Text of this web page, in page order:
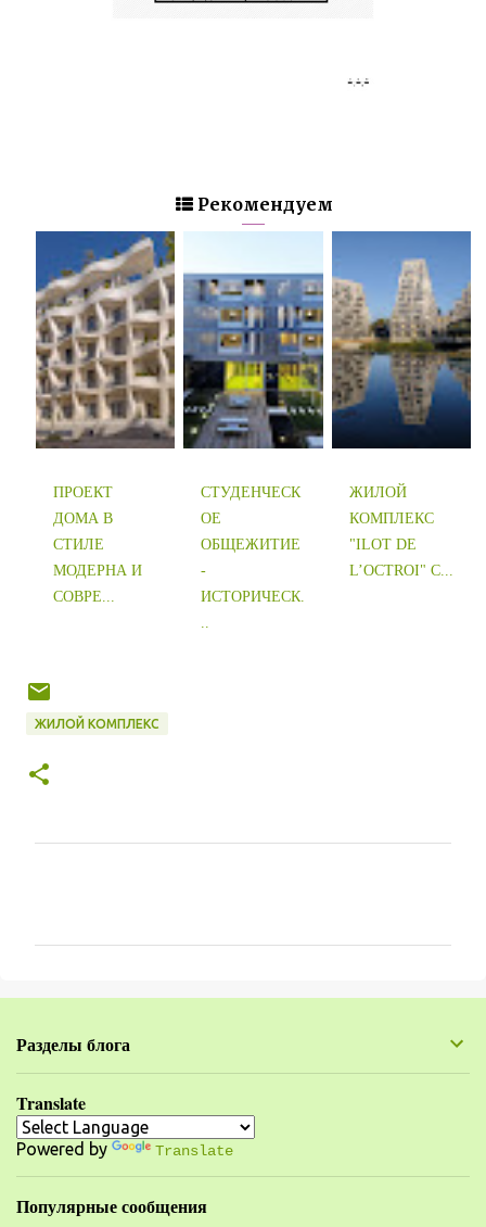
Рекомендуем
ПРОЕКТ
ДОМА В
СТИЛЕ
МОДЕРНА И
СОВРЕ...
СТУДЕНЧЕСК
ОЕ
ОБЩЕЖИТИЕ
-
ИСТОРИЧЕСК.
..
ЖИЛОЙ
КОМПЛЕКС
"ILOT DE
L’OCTROI" С...
ЖИЛОЙ КОМПЛЕКС
е
т
р
и
и
Разделы блога
Translate
Powered by Translate
Популярные сообщения